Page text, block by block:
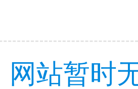
网站暂时